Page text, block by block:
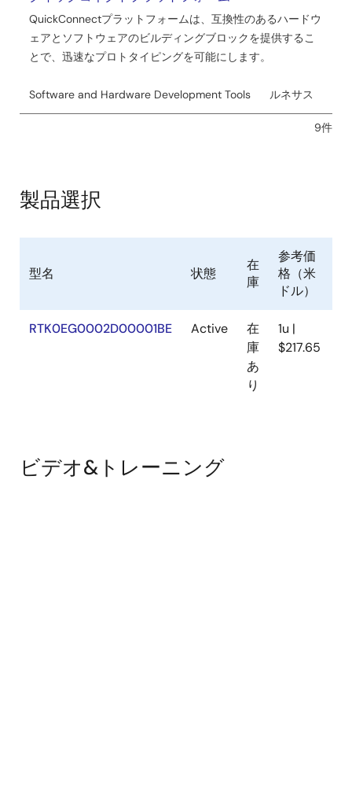
QuickConnectプラットフォームは、互換性のあるハードウ
ェアとソフトウェアのビルディングブロックを提供するこ
とで、迅速なプロトタイピングを可能にします。
Software and Hardware Development Tools ルネサス
9件
製品選択
型名 状態
在
庫
参考価
格（米
ドル）
RTK0EG0002D00001BE Active
在
庫
あ
り
1u |
$217.65
ビデオ&トレーニング